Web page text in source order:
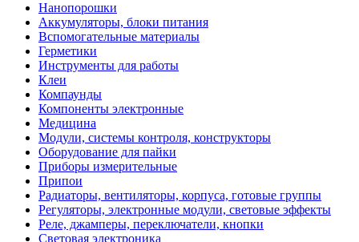
Нанопорошки
Аккумуляторы, блоки питания
Вспомогательные материалы
Герметики
Инструменты для работы
Клеи
Компаунды
Компоненты электронные
Медицина
Модули, системы контроля, конструкторы
Оборудование для пайки
Приборы измерительные
Припои
Радиаторы, вентиляторы, корпуса, готовые группы
Регуляторы, электронные модули, световые эффекты
Реле, джамперы, переключатели, кнопки
Световая электроника